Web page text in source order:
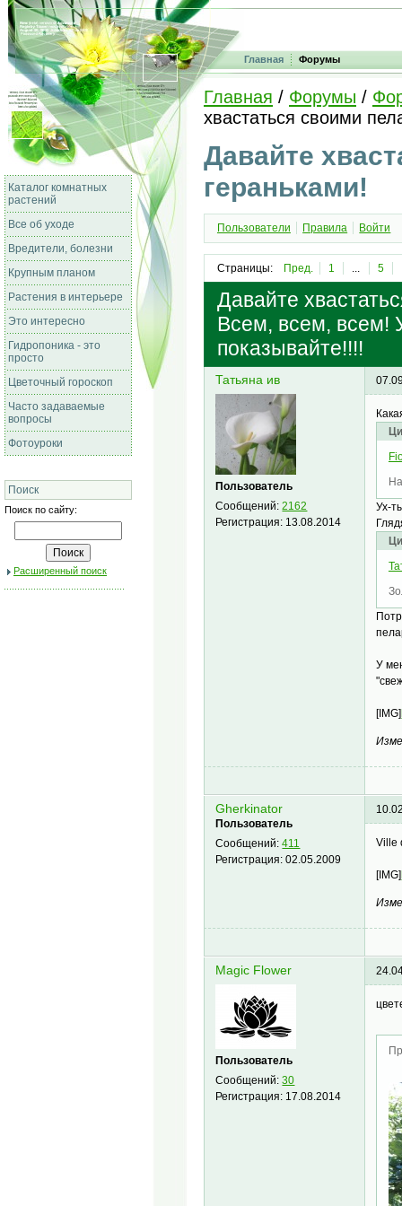
Главная Форумы
Каталог комнатных
растений
Все об уходе
Вредители, болезни
Крупным планом
Растения в интерьере
Это интересно
Гидропоника - это
просто
Цветочный гороскоп
Часто задаваемые
вопросы
Фотоуроки
Поиск
Поиск по сайту:
Расширенный поиск
Главная / Форумы /
хвастаться своими
Давайте
гераньками!
Пользователи Правила Войти
Страницы: Пред. 1 ... 5
Давайте
Всем, всем, всем! У
показывайте!!!!
Татьяна ив
Пользователь
Сообщений:2162
Регистрация: 13.08.2014
Ух-
У
[IMG]
Gherkinator
Пользователь
Сообщений:411
Регистрация:02.05.2009
Ville
[IMG]
Magic Flower
Пользователь
Сообщений:30
Регистрация: 17.08.2014